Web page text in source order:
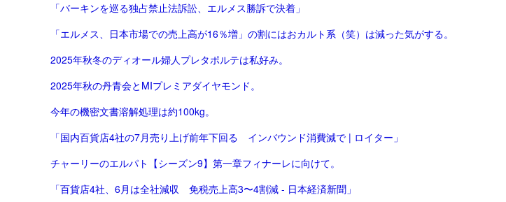
「バーキンを巡る独占禁止法訴訟、エルメス勝訴で決着」
「エルメス、日本市場での売上高が16％増」の割にはおカルト系（笑）は減った気がする。
2025年秋冬のディオール婦人プレタポルテは私好み。
2025年秋の丹青会とMIプレミアダイヤモンド。
今年の機密文書溶解処理は約100kg。
「国内百貨店4社の7月売り上げ前年下回る インバウンド消費減で | ロイター」
チャーリーのエルパト【シーズン9】第一章フィナーレに向けて。
「百貨店4社、6月は全社減収 免税売上高3〜4割減 - 日本経済新聞」